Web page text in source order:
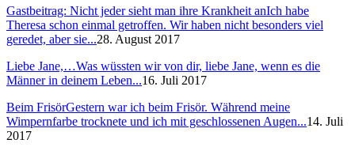
Gastbeitrag: Nicht jeder sieht man ihre Krankheit anIch habe
Theresa schon einmal getroffen. Wir haben nicht besonders viel
geredet, aber sie...28. August 2017
Liebe Jane,…Was wüssten wir von dir, liebe Jane, wenn es die
Männer in deinem Leben...16. Juli 2017
Beim FrisörGestern war ich beim Frisör. Während meine
Wimpernfarbe trocknete und ich mit geschlossenen Augen...14. Juli
2017